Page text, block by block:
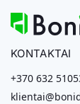
KONTAKTAI
+370 632